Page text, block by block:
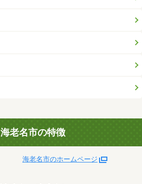
海老名市の特徴
海老名市のホームページ